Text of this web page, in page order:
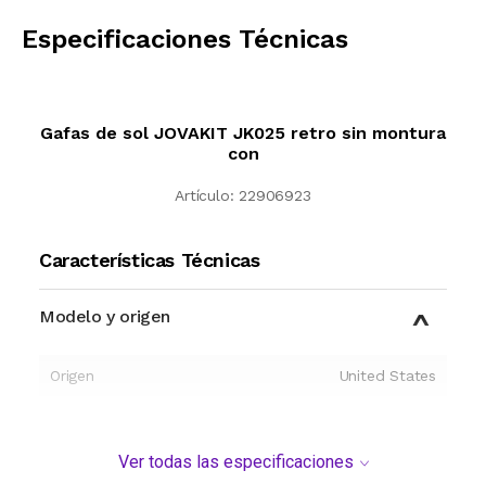
Especificaciones Técnicas
Gafas de sol JOVAKIT JK025 retro sin montura
con
Artículo: 22906923
Características Técnicas
Modelo y origen
Origen United States
Ver todas las especificaciones